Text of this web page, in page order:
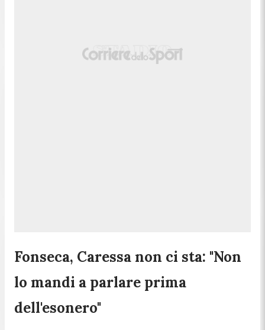
Fonseca, Caressa non ci sta: "Non
lo mandi a parlare prima
dell'esonero"